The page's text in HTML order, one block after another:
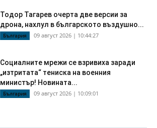
Тодор Тагарев очерта две версии за
дрона, нахлул в българското въздушно...
България 09 август 2026 | 10:44:27
Социалните мрежи се взривиха заради
„изтритата“ тениска на военния
министър! Новината...
България 09 август 2026 | 10:09:01